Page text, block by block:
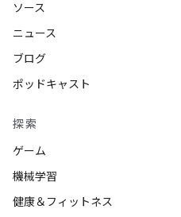
ソース
ニュース
ブログ
ポッドキャスト
探索
ゲーム
機械学習
健康＆フィットネス